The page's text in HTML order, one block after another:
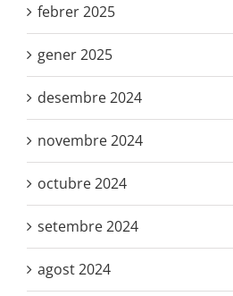
febrer 2025
gener 2025
desembre 2024
novembre 2024
octubre 2024
setembre 2024
agost 2024